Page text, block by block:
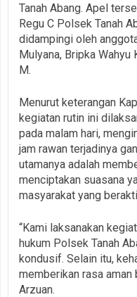
Tanah Abang. Apel
Regu C Polsek Tanah
didampingi oleh
Mulyana, Bripka Wahyu
M.
Menurut keterangan
kegiatan rutin ini
pada malam hari,
jam rawan terjadinya
utamanya adalah
menciptakan suasana
masyarakat yang
“Kami laksanakan
hukum Polsek Tanah
kondusif. Selain itu,
memberikan rasa aman
Arzuan.